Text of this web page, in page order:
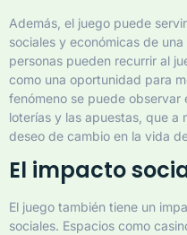
Además, el juego puede
sociales y económicas de
personas pueden recurrir al
como una oportunidad para
fenómeno se puede observar
loterías y las apuestas, que a
deseo de cambio en la vida
El impacto
El juego también tiene un
sociales. Espacios como